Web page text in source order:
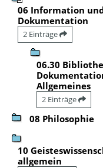
06 Information
Dokumentation
2 Einträge
06.30
Allgemeines
2 Einträge
08 Philosophie
10
allgemein